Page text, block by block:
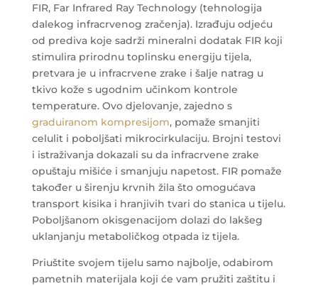
FIR, Far Infrared Ray Technology (tehnologija
dalekog infracrvenog zračenja). Izrađuju odjeću
od prediva koje sadrži mineralni dodatak FIR koji
stimulira prirodnu toplinsku energiju tijela,
pretvara je u infracrvene zrake i šalje natrag u
tkivo kože s ugodnim učinkom kontrole
temperature. Ovo djelovanje, zajedno s
graduiranom kompresijom, pomaže smanjiti
celulit i poboljšati mikrocirkulaciju. Brojni testovi
i istraživanja dokazali su da infracrvene zrake
opuštaju mišiće i smanjuju napetost. FIR pomaže
također u širenju krvnih žila što omogućava
transport kisika i hranjivih tvari do stanica u tijelu.
Poboljšanom okisgenacijom dolazi do lakšeg
uklanjanju metaboličkog otpada iz tijela.
Priuštite svojem tijelu samo najbolje, odabirom
pametnih materijala koji će vam pružiti zaštitu i